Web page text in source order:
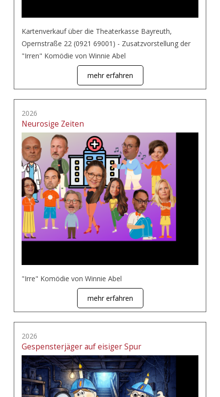
Kartenverkauf über die Theaterkasse Bayreuth,
Opernstraße 22 (0921 69001) - Zusatzvorstellung der
"Irren" Komödie von Winnie Abel
mehr erfahren
2026
Neurosige Zeiten
"Irre" Komödie von Winnie Abel
mehr erfahren
2026
Gespensterjäger auf eisiger Spur